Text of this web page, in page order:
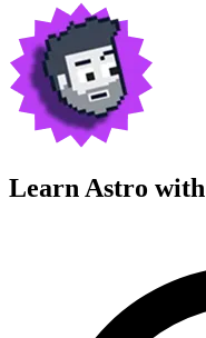
Learn Astro with